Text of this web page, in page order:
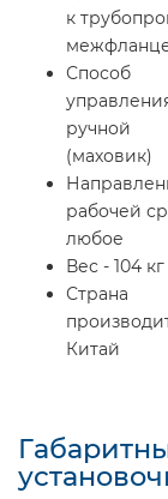
к
Способ
ручной
(маховик)
рабочей
любое
Вес - 104 кг
Страна
Китай